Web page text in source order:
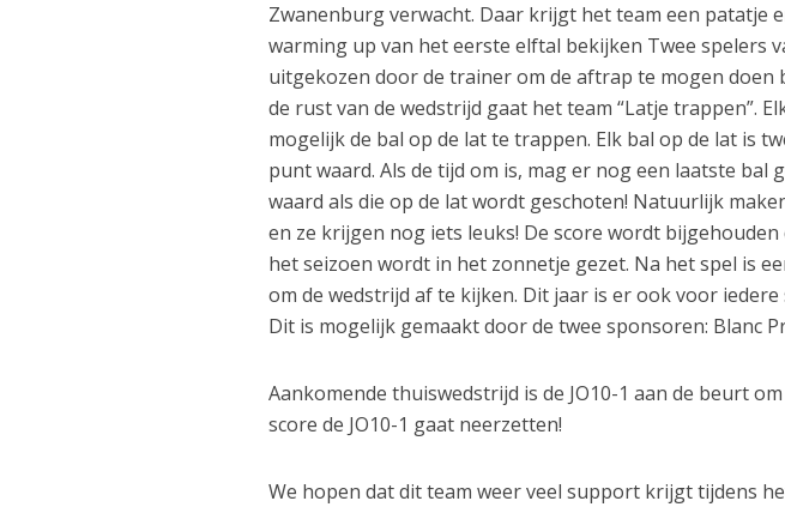
Zwanenburg verwacht. Daar krijgt het team een patatje
warming up van het eerste elftal bekijken Twee spelers
uitgekozen door de trainer om de aftrap te mogen doen
de rust van de wedstrijd gaat het team “Latje trappen”.
mogelijk de bal op de lat te trappen. Elk bal op de lat is
punt waard. Als de tijd om is, mag er nog een laatste bal
waard als die op de lat wordt geschoten! Natuurlijk
en ze krijgen nog iets leuks! De score wordt
het seizoen wordt in het zonnetje gezet. Na het spel is
om de wedstrijd af te kijken. Dit jaar is er ook voor
Dit is mogelijk gemaakt door de twee sponsoren: Blanc
Aankomende thuiswedstrijd is de JO10-1 aan de beurt
score de JO10-1 gaat neerzetten!
We hopen dat dit team weer veel support krijgt tijdens